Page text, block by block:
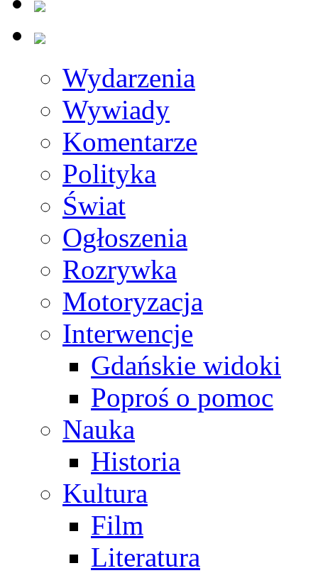
Wydarzenia
Wywiady
Komentarze
Polityka
Świat
Ogłoszenia
Rozrywka
Motoryzacja
Interwencje
Gdańskie widoki
Poproś o pomoc
Nauka
Historia
Kultura
Film
Literatura